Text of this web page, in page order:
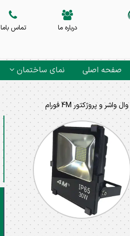
درباره ما تماس باما
صفحه اصلی نمای ساختمان
وال واشر و پروژکتور 4M فورام